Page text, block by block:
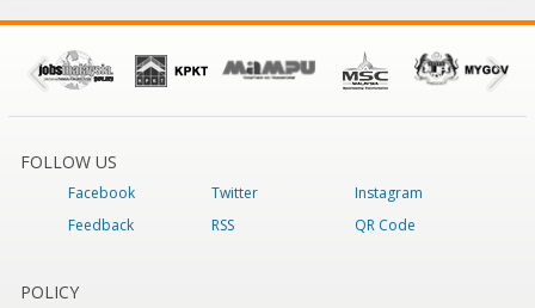
FOLLOW US
Facebook Twitter
Instagram
Feedback
RSS QR Code
POLICY